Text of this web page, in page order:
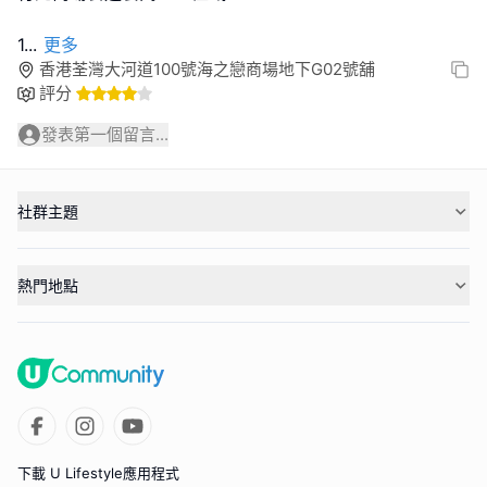
1... 更多
香港荃灣大河道100號海之戀商場地下G02號舖
評分
發表第一個留言...
社群主題
熱門地點
下載 U Lifestyle應用程式